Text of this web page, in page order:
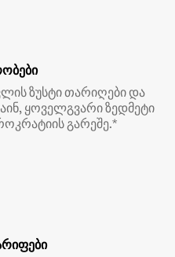
ზუსტი თარიღები და
ყოველგვარი ზედმეტი
გარეშე.*